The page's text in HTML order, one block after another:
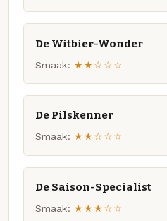
De Witbier-Wonder
Smaak: ★★☆☆☆
De Pilskenner
Smaak: ★★☆☆☆
De Saison-Specialist
Smaak: ★★★☆☆